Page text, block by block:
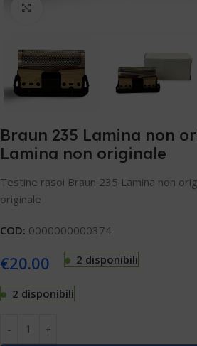
Braun 235 Lamina non
Lamina non originale
Testine rasoi Braun 235 Lamina non
originale
COD: 0000000000374
€20.00 2 disponibili
2 disponibili